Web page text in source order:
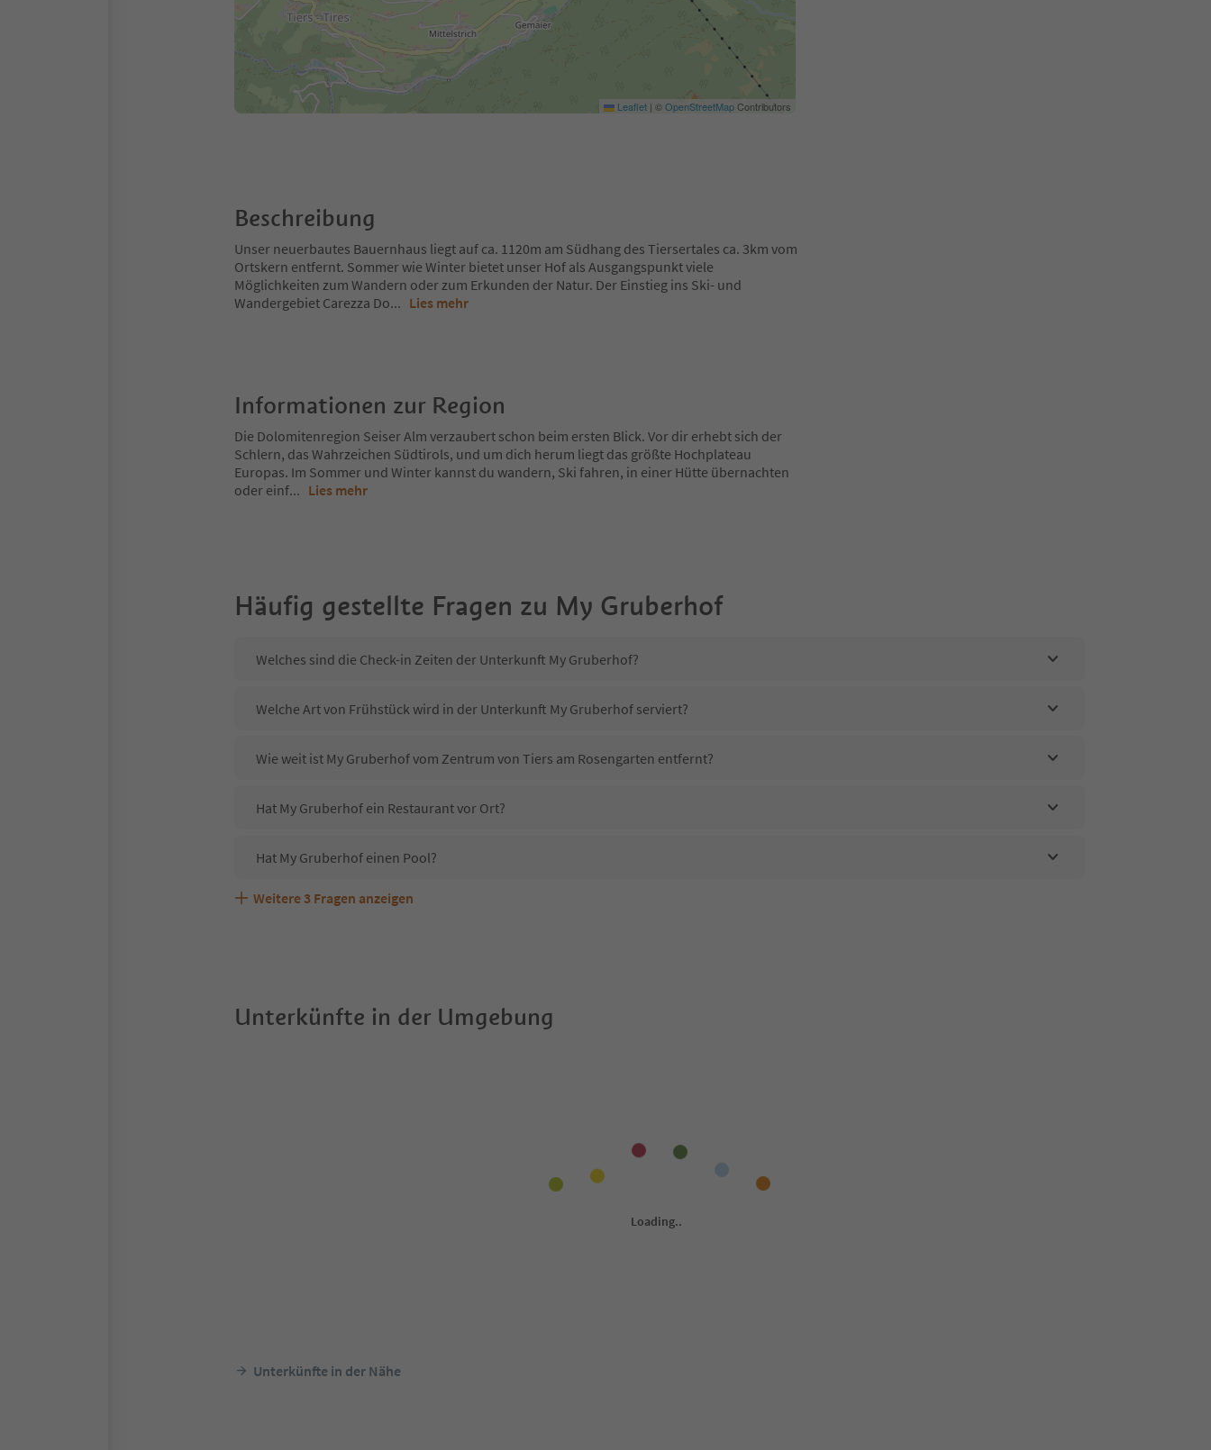
Leaflet | ©OpenStreetMapContributors
Beschreibung
Unser neuerbautes Bauernhaus liegt auf ca. 1120m am Südhang des Tiersertales ca. 3km vom
Ortskern entfernt. Sommer wie Winter bietet unser Hof als Ausgangspunkt viele
Möglichkeiten zum Wandern oder zum Erkunden der Natur. Der Einstieg ins Ski- und
Wandergebiet Carezza Do... Lies mehr
Informationen zur Region
Die Dolomitenregion Seiser Alm verzaubert schon beim ersten Blick. Vor dir erhebt sich der
Schlern, das Wahrzeichen Südtirols, und um dich herum liegt das größte Hochplateau
Europas. Im Sommer und Winter kannst du wandern, Ski fahren, in einer Hütte übernachten
oder einf... Lies mehr
Häufig gestellte Fragen zu My Gruberhof
Welches sind die Check-in Zeiten der Unterkunft My Gruberhof?
Welche Art von Frühstück wird in der Unterkunft My Gruberhof serviert?
Wie weit ist My Gruberhof vom Zentrum von Tiers am Rosengarten entfernt?
Hat My Gruberhof ein Restaurant vor Ort?
Hat My Gruberhof einen Pool?
Sind Haustiere in der Unterkunft My Gruberhof erlaubt?
Welche Services bietet My Gruberhof?
Weitere 3 Fragen anzeigen
Unterkünfte in der Umgebung
Unterkünfte in der Nähe